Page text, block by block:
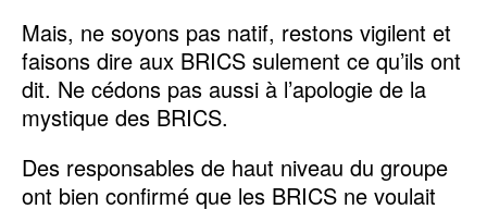
Mais, ne soyons pas natif, restons vigilent et
faisons dire aux BRICS sulement ce qu’ils ont
dit. Ne cédons pas aussi à l’apologie de la
mystique des BRICS.
Des responsables de haut niveau du groupe
ont bien confirmé que les BRICS ne voulait